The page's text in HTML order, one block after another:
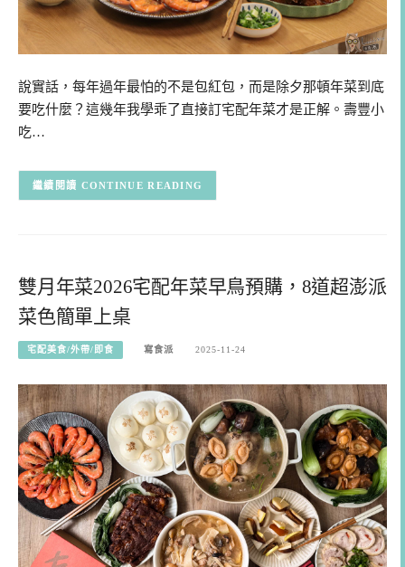
說實話，每年過年最怕的不是包紅包，而是除夕那頓年菜到底
要吃什麼？這幾年我學乖了直接訂宅配年菜才是正解。壽豐小
吃…
CONTINUE READING
雙月年菜2026宅配年菜早鳥預購，8道超澎派
菜色簡單上桌
宅配美食/外帶/即食 寫食派 2025-11-24